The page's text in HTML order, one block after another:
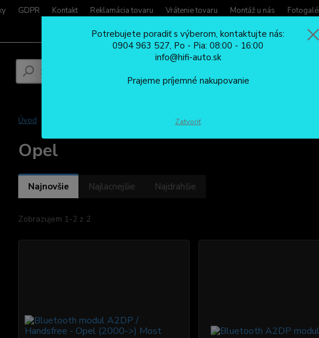
GDPR Kontakt Reklamácia tovaru Vrátenie tovaru Montáž u nás
Po -
Úvod BLUETOOTH CarClever
Opel
Najnovšie Najlacnejšie Najdrahšie
Zobrazujem 1-2 z 2
Potrebujete poradiť s výberom, kontaktujte nás:
0904 963 527, Po - Pia: 08:00 - 16:00
info@hifi-auto.sk
Prajeme príjemné nakupovanie
Zatvoriť